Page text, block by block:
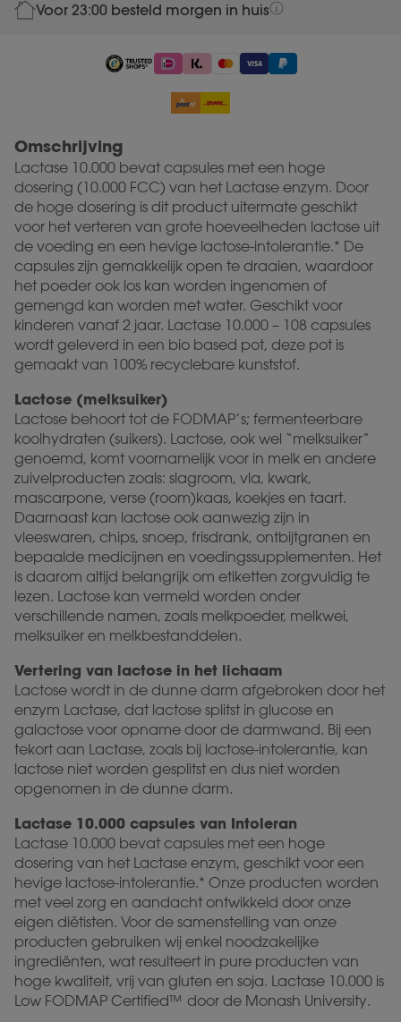
58.85
Voor 23:00 besteld morgen in huis
Omschrijving
Lactase 10.000 bevat capsules met een hoge
dosering (10.000 FCC) van het Lactase enzym. Door
de hoge dosering is dit product uitermate geschikt
voor het verteren van grote hoeveelheden lactose uit
de voeding en een hevige lactose-intolerantie.* De
capsules zijn gemakkelijk open te draaien, waardoor
het poeder ook los kan worden ingenomen of
gemengd kan worden met water. Geschikt voor
kinderen vanaf 2 jaar. Lactase 10.000 – 108 capsules
wordt geleverd in een bio based pot, deze pot is
gemaakt van 100% recyclebare kunststof.
Lactose (melksuiker)
Lactose behoort tot de FODMAP’s; fermenteerbare
koolhydraten (suikers). Lactose, ook wel “melksuiker”
genoemd, komt voornamelijk voor in melk en andere
zuivelproducten zoals: slagroom, vla, kwark,
mascarpone, verse (room)kaas, koekjes en taart.
Daarnaast kan lactose ook aanwezig zijn in
vleeswaren, chips, snoep, frisdrank, ontbijtgranen en
bepaalde medicijnen en voedingssupplementen. Het
is daarom altijd belangrijk om etiketten zorgvuldig te
lezen. Lactose kan vermeld worden onder
verschillende namen, zoals melkpoeder, melkwei,
melksuiker en melkbestanddelen.
Vertering van lactose in het lichaam
Lactose wordt in de dunne darm afgebroken door het
enzym Lactase, dat lactose splitst in glucose en
galactose voor opname door de darmwand. Bij een
tekort aan Lactase, zoals bij lactose-intolerantie, kan
lactose niet worden gesplitst en dus niet worden
opgenomen in de dunne darm.
Lactase 10.000 capsules van Intoleran
Lactase 10.000 bevat capsules met een hoge
dosering van het Lactase enzym, geschikt voor een
hevige lactose-intolerantie.* Onze producten worden
met veel zorg en aandacht ontwikkeld door onze
eigen diëtisten. Voor de samenstelling van onze
producten gebruiken wij enkel noodzakelijke
ingrediënten, wat resulteert in pure producten van
hoge kwaliteit, vrij van gluten en soja. Lactase 10.000 is
Low FODMAP Certified™ door de Monash University.